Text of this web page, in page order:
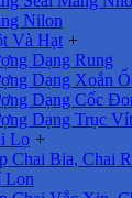
Nilon
Và Hạt +
Dạng Rung
Dạng Xoắn
Dạng Cốc
Dạng Trục Vít
Lọ +
Chai Bia, Chai
Lon